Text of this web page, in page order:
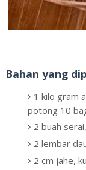
Bahan yang
1 kilo gram
potong 10
2 buah
2 lembar
2 cm jahe,